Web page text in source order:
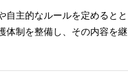
自主的なルールを定めるとと
体制を整備し、その内容を継